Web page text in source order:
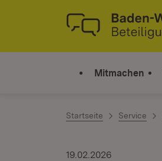
Zum Inhalt springen
Link zur Startseite
Mitmachen
Startseite Service
19.02.2026